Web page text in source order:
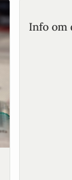
Info om